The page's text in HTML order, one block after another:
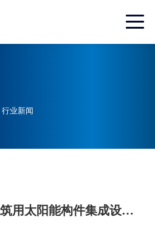
行业新闻
国家标准图集《建筑用太阳能构件集成设计与安装》编制启动会暨第一次工作会议在北京举行